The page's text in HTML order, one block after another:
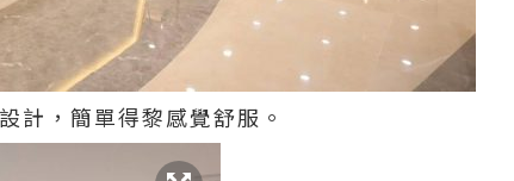
計，簡單得黎感覺舒服。